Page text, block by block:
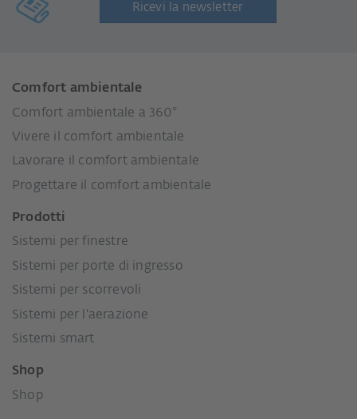
Ricevi la newsletter
Comfort ambientale
Comfort ambientale a 360°
Vivere il comfort ambientale
Lavorare il comfort ambientale
Progettare il comfort ambientale
Prodotti
Sistemi per finestre
Sistemi per porte di ingresso
Sistemi per scorrevoli
Sistemi per l'aerazione
Sistemi smart
Shop
Shop